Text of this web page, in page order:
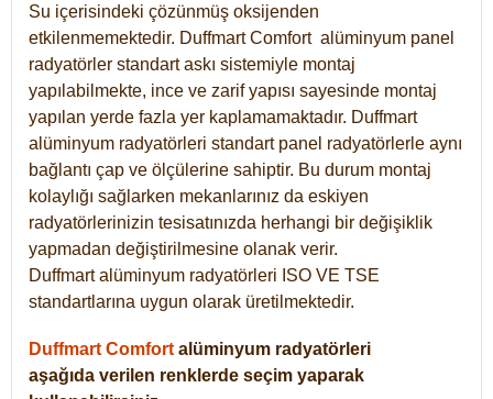
Su içerisindeki çözünmüş oksijenden
etkilenmemektedir. DuffmartComfort alüminyum panel
radyatörler standart askı sistemiyle montaj
yapılabilmekte, ince ve zarif yapısı sayesinde montaj
yapılan yerde fazla yer kaplamamaktadır. Duffmart
alüminyum radyatörleri standart panel radyatörlerle aynı
bağlantı çap ve ölçülerine sahiptir. Bu durum montaj
kolaylığı sağlarken mekanlarınız da eskiyen
radyatörlerinizin tesisatınızda herhangi bir değişiklik
yapmadan değiştirilmesine olanak verir.
Duffmart alüminyum radyatörleri ISO VE TSE
standartlarına uygun olarak üretilmektedir.
Duffmart Comfort alüminyum radyatörleri
aşağıda verilen renklerde seçim yaparak